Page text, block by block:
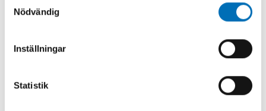
använda webbplatsen och dess funktioner. Vi respekterar
din integritet, och du kan välja vilka ytterligare cookies
oklassificerade) du vill acceptera. Klicka på de olika
dina inställningar för cookies. Observera att blockering
av cookies kan påverka din upplevelse av webbplatsen
Nödvändig
Inställningar
Statistik